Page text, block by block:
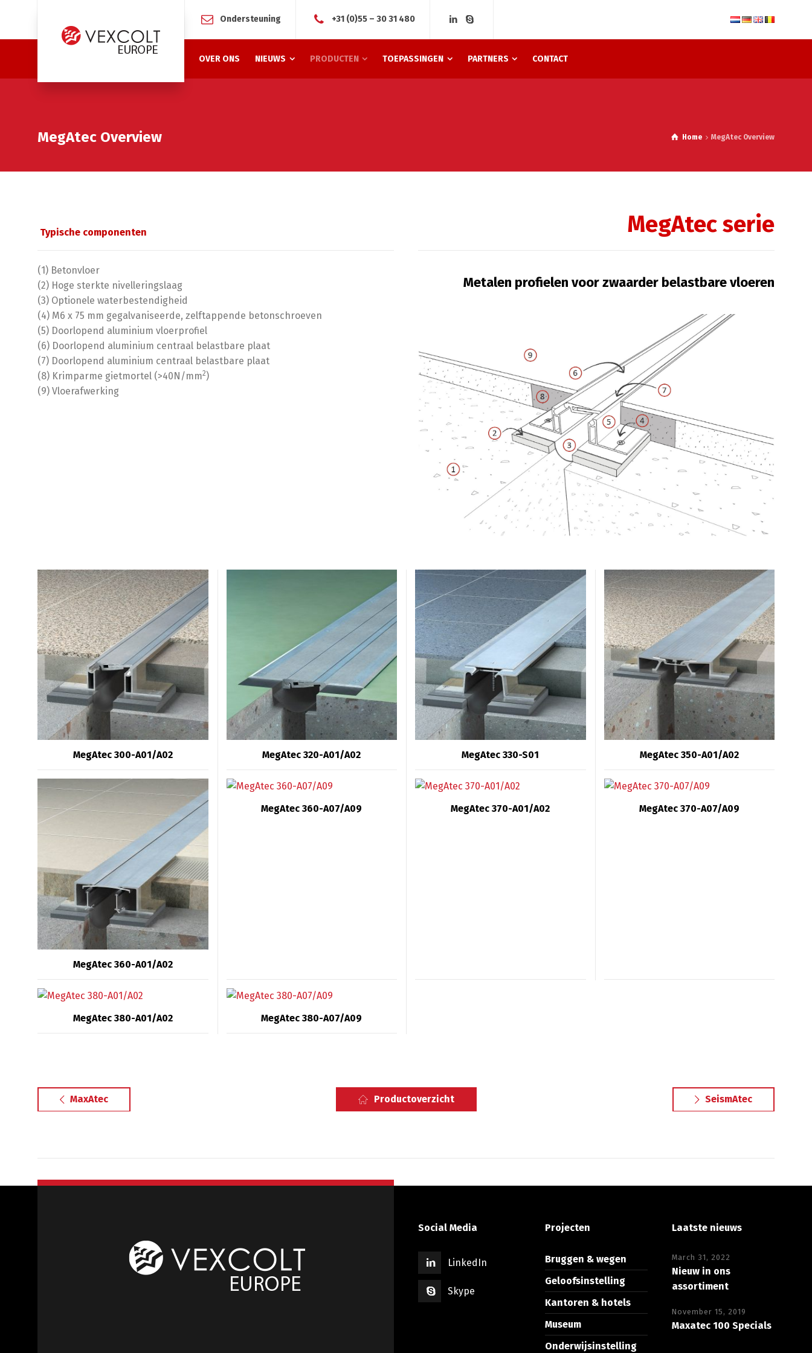
Ondersteuning +31 (0)55 – 30 31 480
OVER ONS NIEUWS PRODUCTEN TOEPASSINGEN PARTNERS CONTACT
MegAtec Overview Home MegAtec Overview
Typische componenten
(1) Betonvloer
(2) Hoge sterkte nivelleringslaag
(3) Optionele waterbestendigheid
(4) M6 x 75 mm gegalvaniseerde, zelftappende betonschroeven
(5) Doorlopend aluminium vloerprofiel
(6) Doorlopend aluminium centraal belastbare plaat
(7) Doorlopend aluminium centraal belastbare plaat
(8) Krimparme gietmortel (>40N/mm2)
(9) Vloerafwerking
MegAtec serie
Metalen profielen voor zwaarder belastbare vloeren
MegAtec 300-A01/A02 MegAtec 320-A01/A02 MegAtec 330-S01 MegAtec 350-A01/A02
MegAtec 360-A01/A02
MegAtec 360-A07/A09 MegAtec 370-A01/A02 MegAtec 370-A07/A09
MegAtec 380-A01/A02 MegAtec 380-A07/A09
MaxAtec Productoverzicht SeismAtec
Social Media
LinkedIn
Skype
Projecten
Bruggen & wegen
Geloofsinstelling
Kantoren & hotels
Museum
Onderwijsinstelling
Laatste nieuws
March 31, 2022
Nieuw in ons
assortiment
November 15, 2019
Maxatec 100 Specials